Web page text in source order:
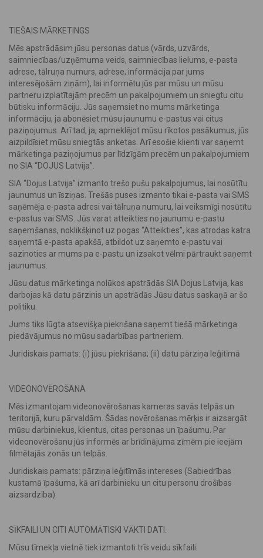
TIEŠAIS MĀRKETINGS
Mēs apstrādāsim jūsu personas datus (vārds, uzvārds,
saimniecības/uzņēmuma veids, saimniecības lielums, e-pasta
adrese, tālruņa numurs, adrese, informācija par jums
interesējošām ziņām), lai informētu jūs par mūsu un mūsu
partneru izplatītajām precēm un pakalpojumiem un sniegtu citu
būtisku informāciju. Jūs saņemsiet no mums mārketinga
informāciju, ja abonēsiet mūsu jaunumu e-pastus vai citus
paziņojumus. Arī tad, ja, apmeklējot mūsu rīkotos pasākumus, jūs
aizpildīsiet mūsu sniegtās anketas. Arī esošie klienti var saņemt
mārketinga paziņojumus par līdzīgām precēm un pakalpojumiem
no SIA “DOJUS Latvija”.
SIA “Dojus Latvija” izmanto trešo pušu pakalpojumus, lai nosūtītu
jaunumus un īsziņas. Trešās puses izmanto tikai e-pasta vai SMS
saņēmēja e-pasta adresi vai tālruņa numuru, lai veiksmīgi nosūtītu
e-pastus vai SMS. Jūs varat atteikties no jaunumu e-pastu
saņemšanas, noklikšķinot uz pogas “Atteikties”, kas atrodas katra
saņemtā e-pasta apakšā, atbildot uz saņemto e-pastu vai
sazinoties ar mums pa e-pastu un izsakot vēlmi pārtraukt saņemt
jaunumus.
Jūsu datus mārketinga nolūkos apstrādās SIA Dojus Latvija, kas
darbojas kā datu pārzinis un apstrādās Jūsu datus saskaņā ar šo
politiku.
Jums tiks lūgta atsevišķa piekrišana saņemt tiešā mārketinga
piedāvājumus no mūsu sadarbības partneriem.
Juridiskais pamats: (i) jūsu piekrišana; (ii) datu pārziņa leģitīmā
VIDEONOVĒROŠANA
Mēs izmantojam videonovērošanas kameras savās telpās un
teritorijā, kuru pārvaldām. Šādas novērošanas mērķis ir aizsargāt
mūsu darbiniekus, klientus, citas personas un īpašumu. Par
videonovērošanu jūs informēs ar brīdinājuma zīmēm pie ieejām
filmētajās zonās un telpās.
Juridiskais pamats: pārziņa leģitīmās intereses (Sabiedrības
kustamā īpašuma, kā arī darbinieku un citu personu drošības
aizsardzība).
SĪKFAILI UN CITI AUTOMĀTISKI VĀKTI DATI.
Mūsu tīmekļa vietnē tiek izmantoti trīs veidu sīkfaili: